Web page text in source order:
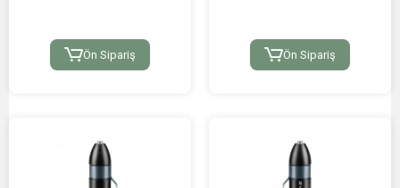
Ön Sipariş Ön Sipariş